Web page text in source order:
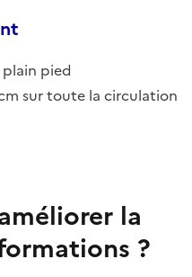
pied
sur toute la circulation
la
?